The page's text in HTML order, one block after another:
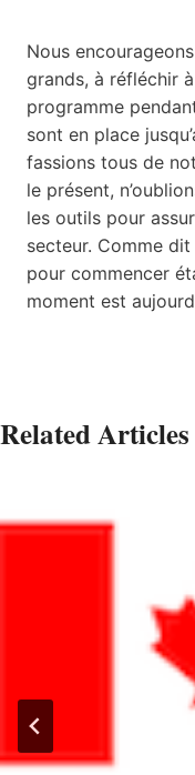
Nous
grands, à réfléchir
programme
sont en place
fassions tous de
le présent,
les outils pour
secteur. Comme
pour commencer
moment est
Related Articles